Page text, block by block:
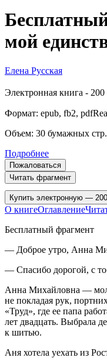
мой
Елена Русская
Электронная книга - 200
Формат: epub, fb2,
Объем: 30 бумажных стр.
Подробнее
Пожаловаться
Читать фрагмент
Купить электронную —
О книгеОглавление
Бесплатный фрагмент
— Доброе утро, Анна
— Спасибо дорогой, с
Анна Михайловна —
не покладая рук,
«Труд», где ее папа
лет двадцать. Выбрала
к шитью.
Аня хотела уехать из